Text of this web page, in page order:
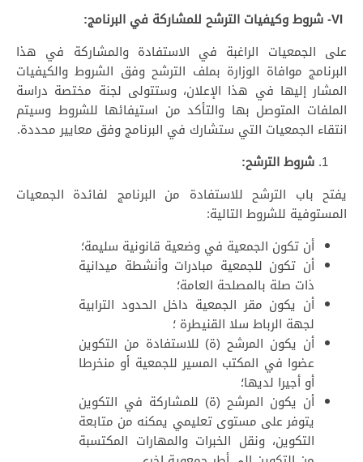
على الجمعيات الراغبة في الاستفادة والمشاركة في هذا
البرنامج موافاة الوزارة بملف الترشح وفق الشروط والكيفيات
المشار إليها في هذا الإعلان، وستتولى لجنة مختصة دراسة
الملفات المتوصل بها والتأكد من استيفائها للشروط وسيتم
انتقاء الجمعيات التي ستشارك في البرنامج وفق معايير محددة.
شروط الترشح:
يفتح باب الترشح للاستفادة من البرنامج لفائدة الجمعيات
المستوفية للشروط التالية:
أن تكون الجمعية في وضعية قانونية سليمة؛
أن تكون للجمعية مبادرات وأنشطة ميدانية
ذات صلة بالمصلحة العامة؛
أن يكون مقر الجمعية داخل الحدود الترابية
لجهة الرباط سلا القنيطرة ؛
أن يكون المرشح (ة) للاستفادة من التكوين
عضوا في المكتب المسير للجمعية أو منخرطا
أو أجيرا لديها؛
أن يكون المرشح (ة) للمشاركة في التكوين
يتوفر على مستوى تعليمي يمكنه من متابعة
التكوين، ونقل الخبرات والمهارات المكتسبة